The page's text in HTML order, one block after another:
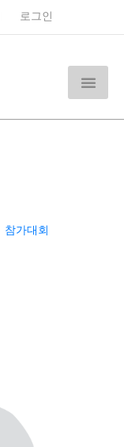
로그인
참가대회